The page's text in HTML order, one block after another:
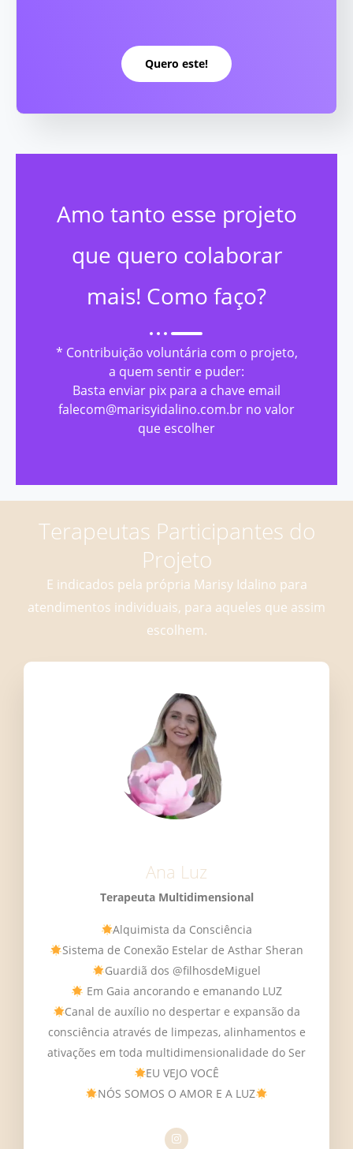
Quero este!
Amo tanto esse projeto
que quero colaborar
mais! Como faço?
* Contribuição voluntária com o projeto,
a quem sentir e puder:
Basta enviar pix para a chave email
falecom@marisyidalino.com.br no valor
que escolher
Terapeutas Participantes do
Projeto
E indicados pela própria Marisy Idalino para
atendimentos individuais, para aqueles que assim
escolhem.
Ana Luz
Terapeuta Multidimensional
Alquimista da Consciência
Sistema de Conexão Estelar de Asthar Sheran
Guardiã dos @filhosdeMiguel
Em Gaia ancorando e emanando LUZ
Canal de auxílio no despertar e expansão da
consciência através de limpezas, alinhamentos e
ativações em toda multidimensionalidade do Ser
EU VEJO VOCÊ
NÓS SOMOS O AMOR E A LUZ